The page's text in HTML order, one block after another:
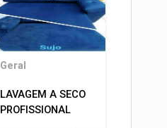
Geral
LAVAGEM A SECO
PROFISSIONAL